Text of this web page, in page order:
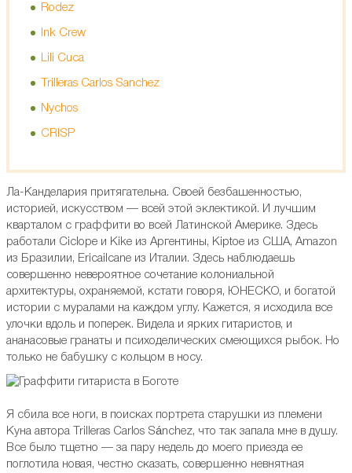
Rodez
Ink Crew
Lili Сuca
Trilleras Carlos Sanchez
Nychos
CRISP
Ла-Канделария притягательна. Своей безбашенностью,
историей, искусством — всей этой эклектикой. И лучшим
кварталом с граффити во всей Латинской Америке. Здесь
работали Ciclope и Kike из Аргентины, Kiptoe из США, Amazon
из Бразилии, Ericailcane из Италии. Здесь наблюдаешь
совершенно невероятное сочетание колониальной
архитектуры, охраняемой, кстати говоря, ЮНЕСКО, и богатой
истории с муралами на каждом углу. Кажется, я исходила все
улочки вдоль и поперек. Видела и ярких гитаристов, и
ананасовые гранаты и психоделических смеющихся рыбок. Но
только не бабушку с кольцом в носу.
Я сбила все ноги, в поисках портрета старушки из племени
Куна автора Trilleras Carlos Sánchez, что так запала мне в душу.
Все было тщетно — за пару недель до моего приезда ее
поглотила новая, честно сказать, совершенно невнятная